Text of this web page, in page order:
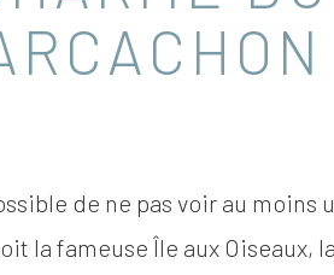
de ne pas voir au moins
la fameuse Île aux Oiseaux,